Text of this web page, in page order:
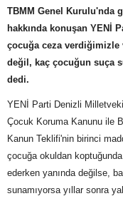
TBMM Genel Kurulu'nda
hakkında konuşan YENİ
çocuğa ceza
değil, kaç çocuğun suça
dedi.
YENİ Parti Denizli
Çocuk Koruma Kanunu ile
Kanun Teklifi'nin birinci
çocuğa okuldan
ederken yanında değilse,
sunamıyorsa yıllar sonra